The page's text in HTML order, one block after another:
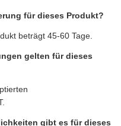
für dieses Produkt?
beträgt 45-60 Tage.
gelten für dieses
gibt es für dieses